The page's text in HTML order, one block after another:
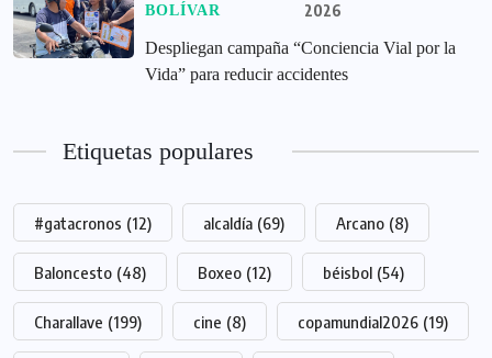
BOLÍVAR
2026
‎Despliegan campaña “Conciencia Vial por la
Vida” para reducir accidentes
Etiquetas populares
#gatacronos (12) alcaldía (69) Arcano (8)
Baloncesto (48) Boxeo (12) béisbol (54)
Charallave (199) cine (8) copamundial2026 (19)